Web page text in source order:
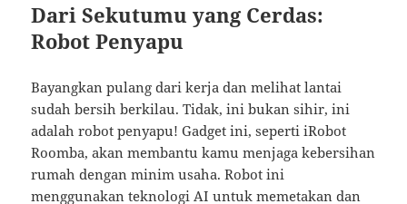
Dari Sekutumu yang Cerdas:
Robot Penyapu
Bayangkan pulang dari kerja dan melihat lantai
sudah bersih berkilau. Tidak, ini bukan sihir, ini
adalah robot penyapu! Gadget ini, seperti iRobot
Roomba, akan membantu kamu menjaga kebersihan
rumah dengan minim usaha. Robot ini
menggunakan teknologi AI untuk memetakan dan